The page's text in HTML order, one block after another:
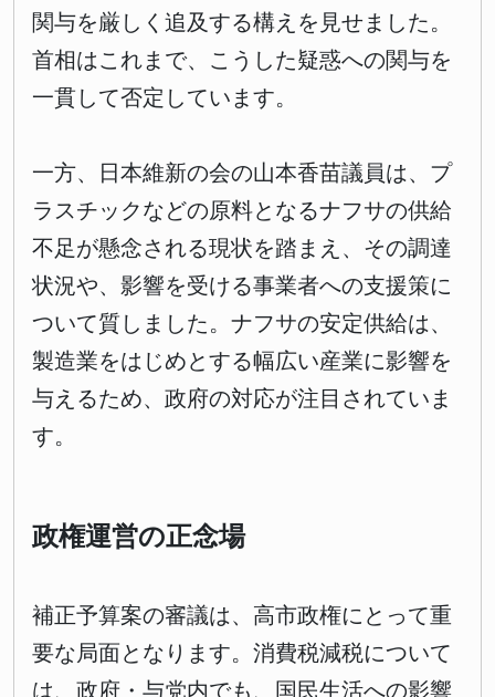
関与を厳しく追及する構えを見せました。
首相はこれまで、こうした疑惑への関与を
一貫して否定しています。
一方、日本維新の会の山本香苗議員は、プ
ラスチックなどの原料となるナフサの供給
不足が懸念される現状を踏まえ、その調達
状況や、影響を受ける事業者への支援策に
ついて質しました。ナフサの安定供給は、
製造業をはじめとする幅広い産業に影響を
与えるため、政府の対応が注目されていま
す。
政権運営の正念場
補正予算案の審議は、高市政権にとって重
要な局面となります。消費税減税について
は、政府・与党内でも、国民生活への影響